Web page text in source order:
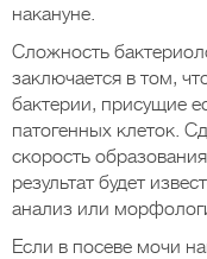
накануне.
Сложность
заключается в том,
бактерии, присущие
патогенных клеток.
скорость
результат будет
анализ или
Если в посеве мочи